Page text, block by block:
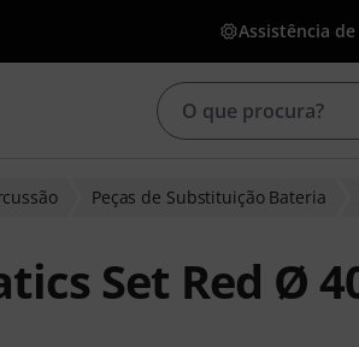
Assistência
Peças de Substituição Bateria
Set Red Ø
avaliações de clientes